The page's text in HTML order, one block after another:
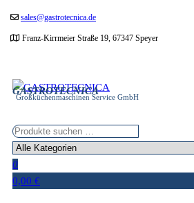
Zumsales@gastrotecnica.de
Franz-Kirrmeier Straße 19, 67347 Speyer
GASTROTECNICA
Großküchenmaschinen Service GmbH
0
0,00 €